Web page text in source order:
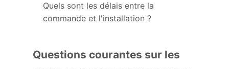
Quels sont les délais entre la
commande et l'installation ?
Questions courantes sur les